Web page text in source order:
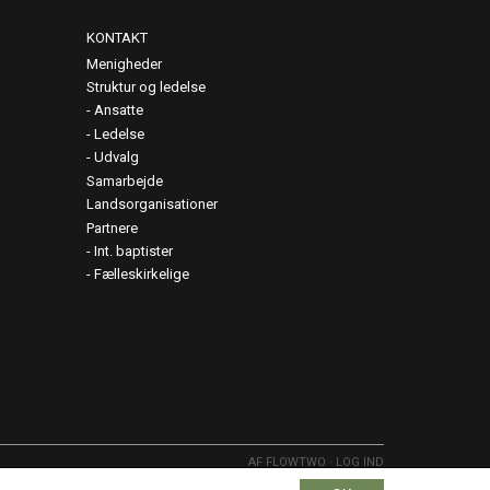
KONTAKT
Menigheder
Struktur og ledelse
Ansatte
Ledelse
Udvalg
Samarbejde
Landsorganisationer
Partnere
Int. baptister
Fælleskirkelige
AF FLOWTWO LOG IND